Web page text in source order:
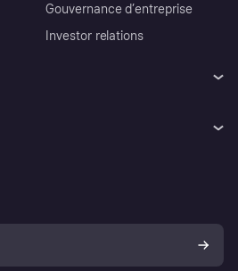
Gouvernance d’entreprise
Investor relations